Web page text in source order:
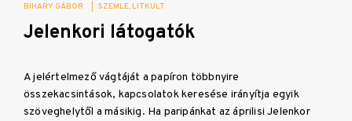
BIHARY GÁBOR SZEMLE LITKULT
Jelenkori látogatók
A jelértelmező vágtáját a papíron többnyire
összekacsintások, kapcsolatok keresése irányítja egyik
szöveghelytől a másikig. Ha paripánkat az áprilisi Jelenkor